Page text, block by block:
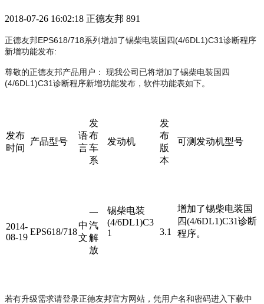
2018-07-26 16:02:18 正德友邦 891
正德友邦EPS618/718系列增加了锡柴电装国四(4/6DL1)C31诊断程序
新增功能发布:
尊敬的正德友邦产品用户： 现我公司已将增加了锡柴电装国四
(4/6DL1)C31诊断程序新增功能发布，软件功能表如下。
发布
时间
产品型号
语
言
发
布
车
系
发动机
发
布
版
本
可测发动机型号
2014-
08-19
EPS618/718
中
文
一
汽
解
放
锡柴电装
(4/6DL1)C3
1
3.1
增加了锡柴电装国
四(4/6DL1)C31诊断
程序。
若有升级需求请登录正德友邦官方网站，凭用户名和密码进入下载中